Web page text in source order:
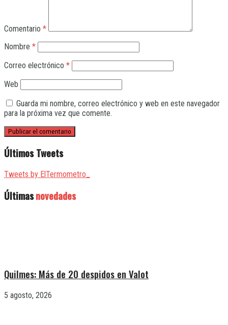
Comentario *
Nombre *
Correo electrónico *
Web
Guarda mi nombre, correo electrónico y web en este navegador
para la próxima vez que comente.
Últimos Tweets
Tweets by ElTermometro_
Últimasnovedades
Quilmes: Más de 20 despidos en Valot
5 agosto, 2026